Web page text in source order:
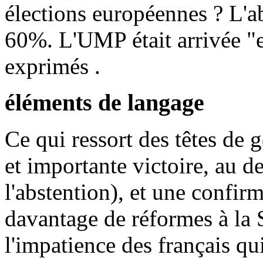
élections européennes ?
60%. L'UMP était arrivée
exprimés .
éléments de langage
Ce qui ressort des têtes de
et importante victoire, au
l'abstention), et une
davantage de réformes à
l'impatience des français